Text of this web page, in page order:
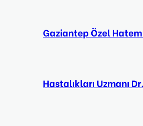
Gaziantep Özel
Hastalıkları Uzmanı